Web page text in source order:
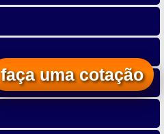
faça uma cotação